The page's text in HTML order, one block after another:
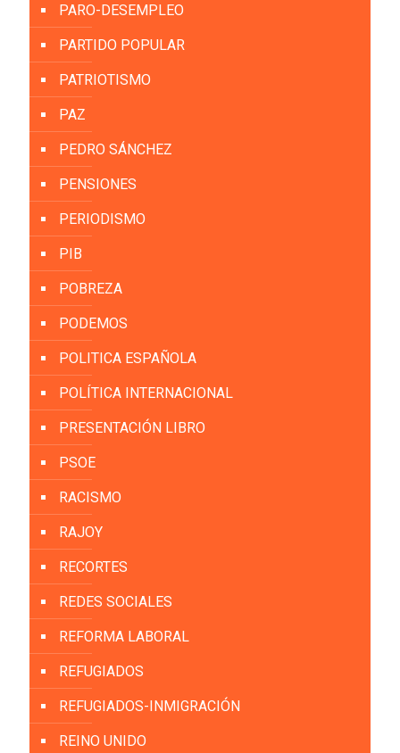
PARO-DESEMPLEO
PARTIDO POPULAR
PATRIOTISMO
PAZ
PEDRO SÁNCHEZ
PENSIONES
PERIODISMO
PIB
POBREZA
PODEMOS
POLITICA ESPAÑOLA
POLÍTICA INTERNACIONAL
PRESENTACIÓN LIBRO
PSOE
RACISMO
RAJOY
RECORTES
REDES SOCIALES
REFORMA LABORAL
REFUGIADOS
REFUGIADOS-INMIGRACIÓN
REINO UNIDO